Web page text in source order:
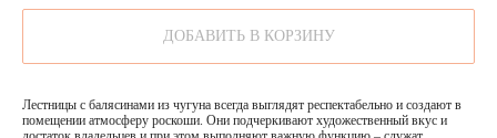
ДОБАВИТЬ В КОРЗИНУ
Лестницы с балясинами из чугуна всегда выглядят респектабельно и создают в
помещении атмосферу роскоши. Они подчеркивают художественный вкус и